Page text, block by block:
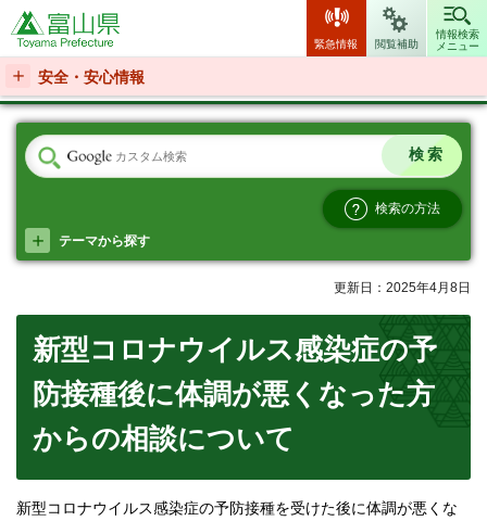
富山県
緊急情報 閲覧補助
情報検索
メニュー
安全・安心情報
検索の方法
テーマから探す
更新日：2025年4月8日
新型コロナウイルス感染症の予
防接種後に体調が悪くなった方
からの相談について
新型コロナウイルス感染症の予防接種を受けた後に体調が悪くな